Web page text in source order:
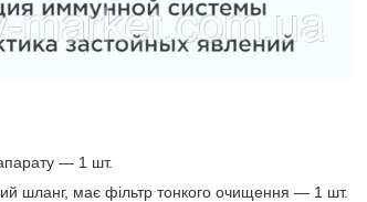
― 1 шт.
шланг, має фільтр тонкого очищення ― 1 шт.